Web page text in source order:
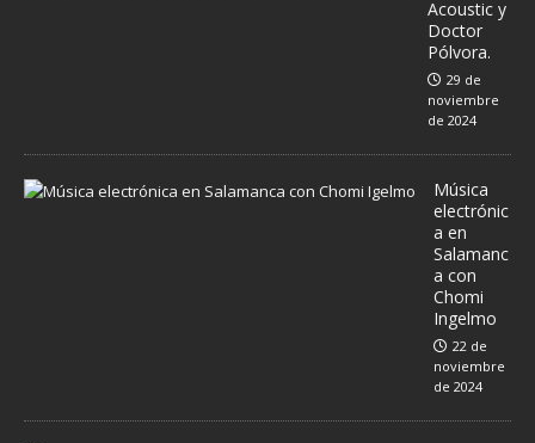
Acoustic y
Doctor
Pólvora.
29 de
noviembre
de 2024
Música
electrónic
a en
Salamanc
a con
Chomi
Ingelmo
22 de
noviembre
de 2024